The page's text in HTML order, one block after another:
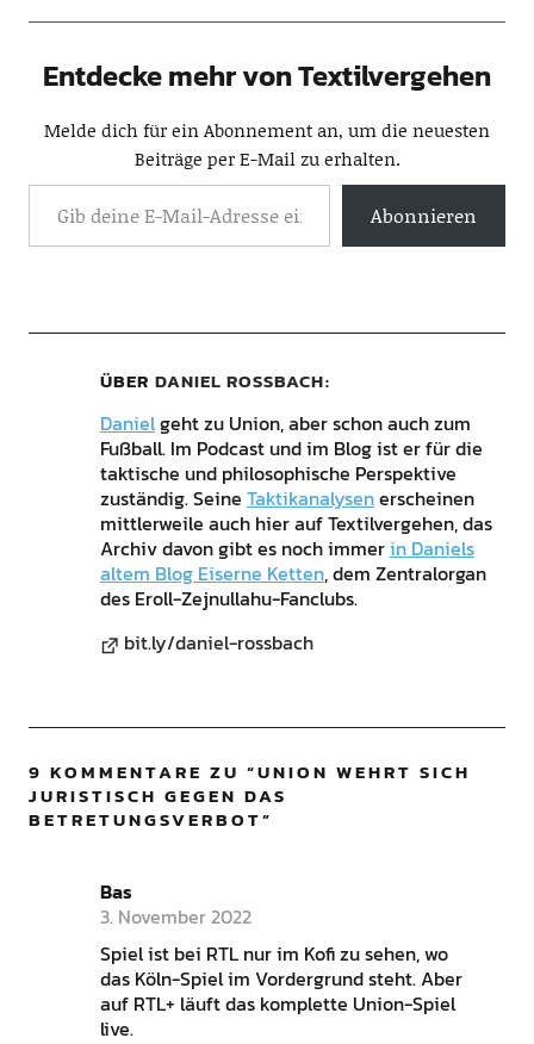
Entdecke mehr von Textilvergehen
Melde dich für ein Abonnement an, um die neuesten
Beiträge per E-Mail zu erhalten.
Abonnieren
ÜBER DANIEL ROSSBACH
Danielgeht zu Union, aber schon auch zum
Fußball. Im Podcast und im Blog ist er für die
taktische und philosophische Perspektive
zuständig. Seine Taktikanalysenerscheinen
mittlerweile auch hier auf Textilvergehen, das
Archiv davon gibt es noch immerin Daniels
altem Blog Eiserne Ketten, dem Zentralorgan
des Eroll-Zejnullahu-Fanclubs.
bit.ly/daniel-rossbach
9 KOMMENTARE ZU “UNION WEHRT SICH
JURISTISCH GEGEN DAS
BETRETUNGSVERBOT”
Bas
3. November 2022
Spiel ist bei RTL nur im Kofi zu sehen, wo
das Köln-Spiel im Vordergrund steht. Aber
auf RTL+ läuft das komplette Union-Spiel
live.